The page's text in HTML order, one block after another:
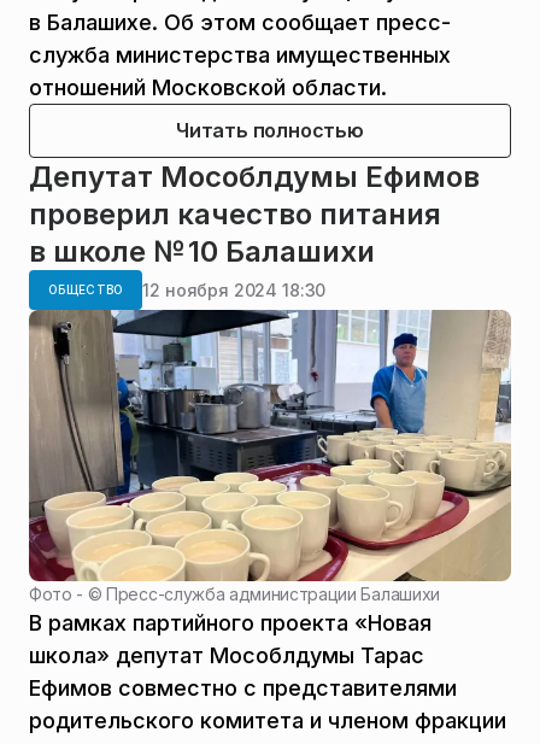
в Балашихе. Об этом сообщает пресс-
служба министерства имущественных
отношений Московской области.
Читать полностью
Депутат Мособлдумы Ефимов
проверил качество питания
в школе № 10 Балашихи
ОБЩЕСТВО 12 ноября 2024 18:30
Фото - ©Пресс-служба администрации Балашихи
В рамках партийного проекта «Новая
школа» депутат Мособлдумы Тарас
Ефимов совместно с представителями
родительского комитета и членом фракции